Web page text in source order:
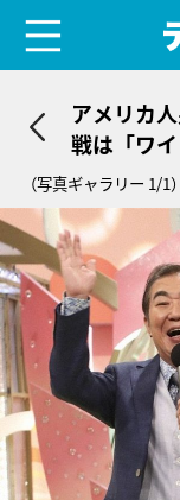
アメリカ
戦は「ワ
婚さん＞
（写真ギャラリー 1/1）